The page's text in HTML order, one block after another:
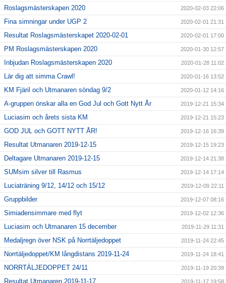
Roslagsmästerskapen 2020 2020-02-03 22:06
Fina simningar under UGP 2 2020-02-01 21:31
Resultat Roslagsmästerskapet 2020-02-01 2020-02-01 17:00
PM Roslagsmästerskapen 2020 2020-01-30 12:57
Inbjudan Roslagsmästerskapen 2020 2020-01-28 11:02
Lär dig att simma Crawl! 2020-01-16 13:52
KM Fjäril och Utmanaren söndag 9/2 2020-01-12 14:16
A-gruppen önskar alla en God Jul och Gott Nytt År 2019-12-21 15:34
Luciasim och årets sista KM 2019-12-21 15:23
GOD JUL och GOTT NYTT ÅR! 2019-12-16 16:39
Resultat Utmanaren 2019-12-15 2019-12-15 19:23
Deltagare Utmanaren 2019-12-15 2019-12-14 21:38
SUMsim silver till Rasmus 2019-12-14 17:14
Luciaträning 9/12, 14/12 och 15/12 2019-12-09 22:11
Gruppbilder 2019-12-07 08:16
Simiadensimmare med flyt 2019-12-02 12:36
Luciasim och Utmanaren 15 december 2019-11-29 11:31
Medaljregn över NSK på Norrtäljedoppet 2019-11-24 22:45
Norrtäljedoppet/KM långdistans 2019-11-24 2019-11-24 18:41
NORRTÄLJEDOPPET 24/11 2019-11-19 20:39
Resultat Utmanaren 2019-11-17 2019-11-17 19:58